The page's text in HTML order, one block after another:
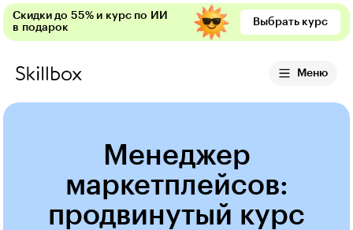
Скидки до 55% и курс по ИИ
в подарок
Выбрать курс
Меню
Менеджер
маркетплейсов:
продвинутый курс